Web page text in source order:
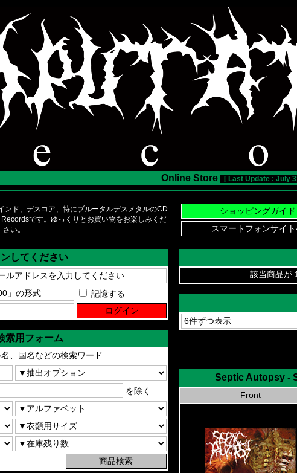
Online Store [ Last Update : July
ンド、デスコア、特にブルータルデスメタルのCD
です。ゆっくりとお買い物をお楽しみくだ
さい。
してください
記憶する
索用フォーム
、国名などの検索ワード
を除く
該当商品が
Septic Autopsy -
Front